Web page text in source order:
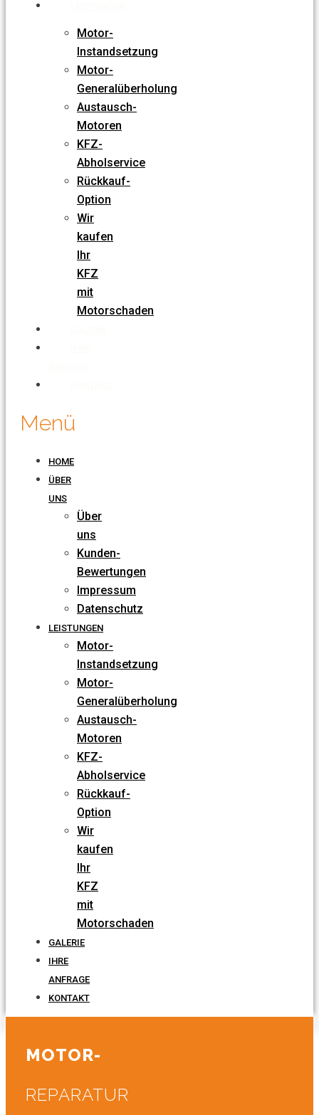
Motor-
Instandsetzung
Motor-
Generalüberholung
Austausch-
Motoren
KFZ-
Abholservice
Rückkauf-
Option
Wir
kaufen
Ihr
KFZ
mit
Motorschaden
Menü
HOME
ÜBER
UNS
Über
uns
Kunden-
Bewertungen
Impressum
Datenschutz
LEISTUNGEN
Motor-
Instandsetzung
Motor-
Generalüberholung
Austausch-
Motoren
KFZ-
Abholservice
Rückkauf-
Option
Wir
kaufen
Ihr
KFZ
mit
Motorschaden
GALERIE
IHRE
ANFRAGE
KONTAKT
MOTOR-
REPARATUR